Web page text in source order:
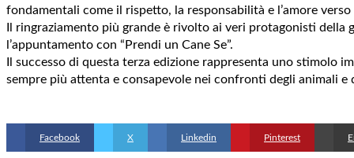
fondamentali come il rispetto, la responsabilità e l’amore
Il ringraziamento più grande è rivolto ai veri protagonisti
l’appuntamento con “Prendi un Cane Se”.
Il successo di questa terza edizione rappresenta uno stimolo
sempre più attenta e consapevole nei confronti degli animali
Facebook X Linkedin Pinterest